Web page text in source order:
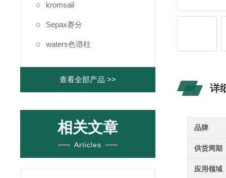
kromsail
Sepax赛分
waters色谱柱
查看全部产品 >>
相关文章
Articles
详
品牌
供货周期
应用领域